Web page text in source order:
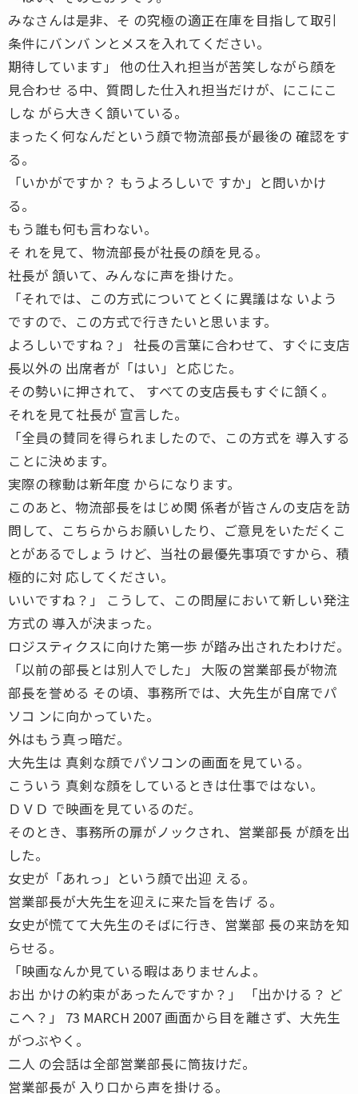
みなさんは是非、そ の究極の適正在庫を目指して取引
条件にバンバ ンとメスを入れてください。
期待しています」 他の仕入れ担当が苦笑しながら顔を
見合わせ る中、質問した仕入れ担当だけが、にこにこ
しな がら大きく頷いている。
まったく何なんだという顔で物流部長が最後の 確認をす
る。
「いかがですか？ もうよろしいで すか」と問いかけ
る。
もう誰も何も言わない。
そ れを見て、物流部長が社長の顔を見る。
社長が 頷いて、みんなに声を掛けた。
「それでは、この方式についてとくに異議はな いよう
ですので、この方式で行きたいと思います。
よろしいですね？」 社長の言葉に合わせて、すぐに支店
長以外の 出席者が「はい」と応じた。
その勢いに押されて、 すべての支店長もすぐに頷く。
それを見て社長が 宣言した。
「全員の賛同を得られましたので、この方式を 導入する
ことに決めます。
実際の稼動は新年度 からになります。
このあと、物流部長をはじめ関 係者が皆さんの支店を訪
問して、こちらからお願いしたり、ご意見をいただくこ
とがあるでしょう けど、当社の最優先事項ですから、積
極的に対 応してください。
いいですね？」 こうして、この問屋において新しい発注
方式の 導入が決まった。
ロジスティクスに向けた第一歩 が踏み出されたわけだ。
「以前の部長とは別人でした」 大阪の営業部長が物流
部長を誉める その頃、事務所では、大先生が自席でパ
ソコ ンに向かっていた。
外はもう真っ暗だ。
大先生は 真剣な顔でパソコンの画面を見ている。
こういう 真剣な顔をしているときは仕事ではない。
ＤＶＤ で映画を見ているのだ。
そのとき、事務所の扉がノックされ、営業部長 が顔を出
した。
女史が「あれっ」という顔で出迎 える。
営業部長が大先生を迎えに来た旨を告げ る。
女史が慌てて大先生のそばに行き、営業部 長の来訪を知
らせる。
「映画なんか見ている暇はありませんよ。
お出 かけの約束があったんですか？」 「出かける？ ど
こへ？」 73 MARCH 2007 画面から目を離さず、大先生
がつぶやく。
二人 の会話は全部営業部長に筒抜けだ。
営業部長が 入り口から声を掛ける。